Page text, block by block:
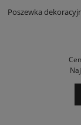
Poszewka